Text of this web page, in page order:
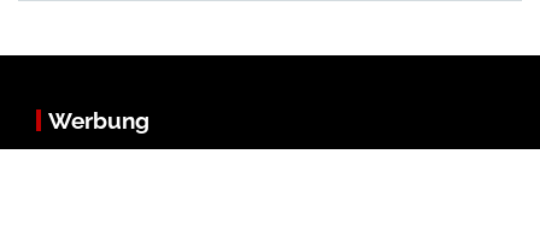
Werbung